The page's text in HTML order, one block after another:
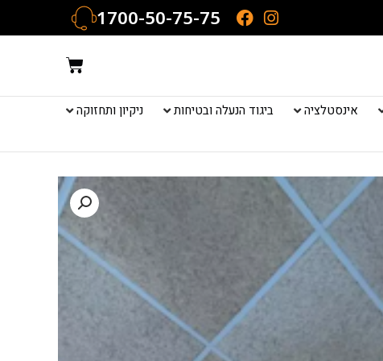
1700-50-75-75
עגלת
קניות
אינסטלציה ביגוד הנעלה ובטיחות
ניקיון ותחזוקה